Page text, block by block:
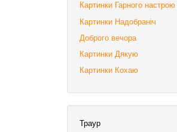
Картинки Гарного настрою
Картинки Надобраніч
Доброго вечора
Картинки Дякую
Картинки Кохаю
Траур